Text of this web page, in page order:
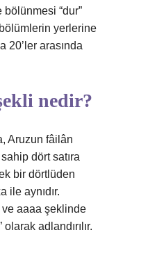
“dur”
yerlerine
20’ler arasında
nedir?
Aruzun fâilân
dört satıra
bir dörtlüden
ile aynıdır.
aaaa şeklinde
adlandırılır.